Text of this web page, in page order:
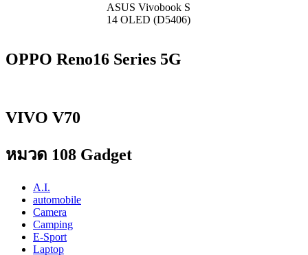
ASUS Vivobook S
14 OLED (D5406)
OPPO Reno16 Series 5G
VIVO V70
หมวด 108 Gadget
A.I.
automobile
Camera
Camping
E-Sport
Laptop